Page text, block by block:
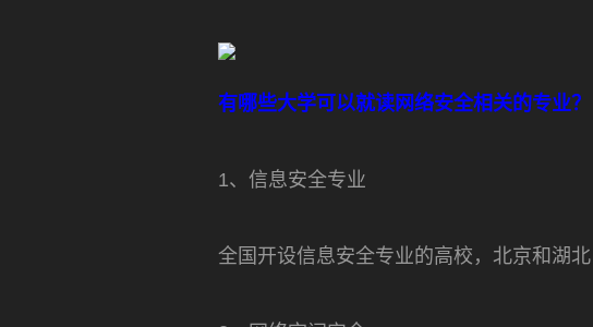
有哪些大学可以就读网络安全相关的专业？
1、信息安全专业
全国开设信息安全专业的高校，北京和湖